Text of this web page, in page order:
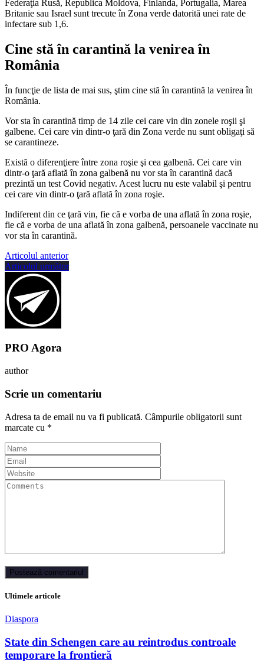
Federaţia Rusă, Republica Moldova, Finlanda, Portugalia, Marea
Britanie sau Israel sunt trecute în Zona verde datorită unei rate de
infectare sub 1,6.
Cine stă în carantină la venirea în
România
În funcţie de lista de mai sus, ştim cine stă în carantină la venirea în
România.
Vor sta în carantină timp de 14 zile cei care vin din zonele roşii şi
galbene. Cei care vin dintr-o ţară din Zona verde nu sunt obligaţi să
se carantineze.
Există o diferenţiere între zona roşie şi cea galbenă. Cei care vin
dintr-o ţară aflată în zona galbenă nu vor sta în carantină dacă
prezintă un test Covid negativ. Acest lucru nu este valabil şi pentru
cei care vin dintr-o ţară aflată în zona roşie.
Indiferent din ce ţară vin, fie că e vorba de una aflată în zona roşie,
fie că e vorba de una aflată în zona galbenă, persoanele vaccinate nu
vor sta în carantină.
Articolul anterior
Articolul următor
PRO Agora
author
Scrie un comentariu
Adresa ta de email nu va fi publicată. Câmpurile obligatorii sunt
marcate cu *
Ultimele articole
Diaspora
State din Schengen care au reintrodus controale
temporare la frontieră